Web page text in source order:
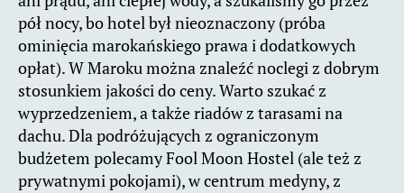
pół nocy, bo hotel był nieoznaczony (próba
ominięcia marokańskiego prawa i dodatkowych
opłat). W Maroku można znaleźć noclegi z dobrym
stosunkiem jakości do ceny. Warto szukać z
wyprzedzeniem, a także riadów z tarasami na
dachu. Dla podróżujących z ograniczonym
budżetem polecamy Fool Moon Hostel (ale też z
prywatnymi pokojami), w centrum medyny, z